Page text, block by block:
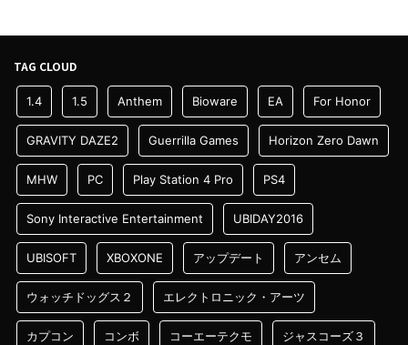
TAG CLOUD
1.4 1.5 Anthem Bioware EA For Honor
GRAVITY DAZE2 Guerrilla Games Horizon Zero Dawn
MHW PC Play Station 4 Pro PS4
Sony Interactive Entertainment UBIDAY2016
UBISOFT XBOXONE アップデート アンセム
ウォッチドッグス２ エレクトロニック・アーツ
カプコン コンボ コーエーテクモ ジャスコーズ３